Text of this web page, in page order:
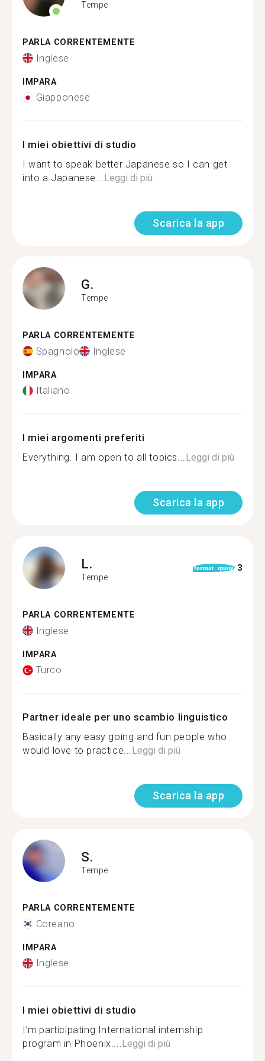
Tempe
PARLA CORRENTEMENTE
Inglese
IMPARA
Giapponese
I miei obiettivi di studio
I want to speak better Japanese so I can get
into a Japanese...Leggi di più
Scarica la app
G.
Tempe
PARLA CORRENTEMENTE
Spagnolo Inglese
IMPARA
Italiano
I miei argomenti preferiti
Everything. I am open to all topics...Leggi di più
Scarica la app
L.
Tempe
format_quote 3
PARLA CORRENTEMENTE
Inglese
IMPARA
Turco
Partner ideale per uno scambio linguistico
Basically any easy going and fun people who
would love to practice...Leggi di più
Scarica la app
S.
Tempe
PARLA CORRENTEMENTE
Coreano
IMPARA
Inglese
I miei obiettivi di studio
I’m participating International internship
program in Phoenix....Leggi di più